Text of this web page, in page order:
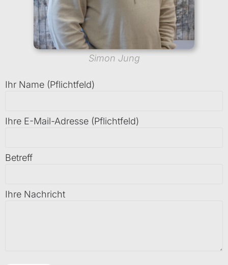
Simon Jung
Ihr Name (Pflichtfeld)
Ihre E-Mail-Adresse (Pflichtfeld)
Betreff
Ihre Nachricht